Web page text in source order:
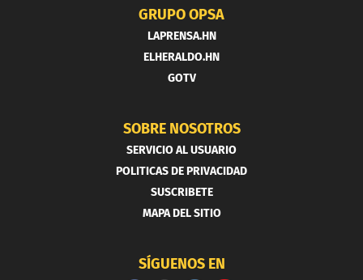
GRUPO OPSA
LAPRENSA.HN
ELHERALDO.HN
GOTV
SOBRE NOSOTROS
SERVICIO AL USUARIO
POLITICAS DE PRIVACIDAD
SUSCRIBETE
MAPA DEL SITIO
SÍGUENOS EN